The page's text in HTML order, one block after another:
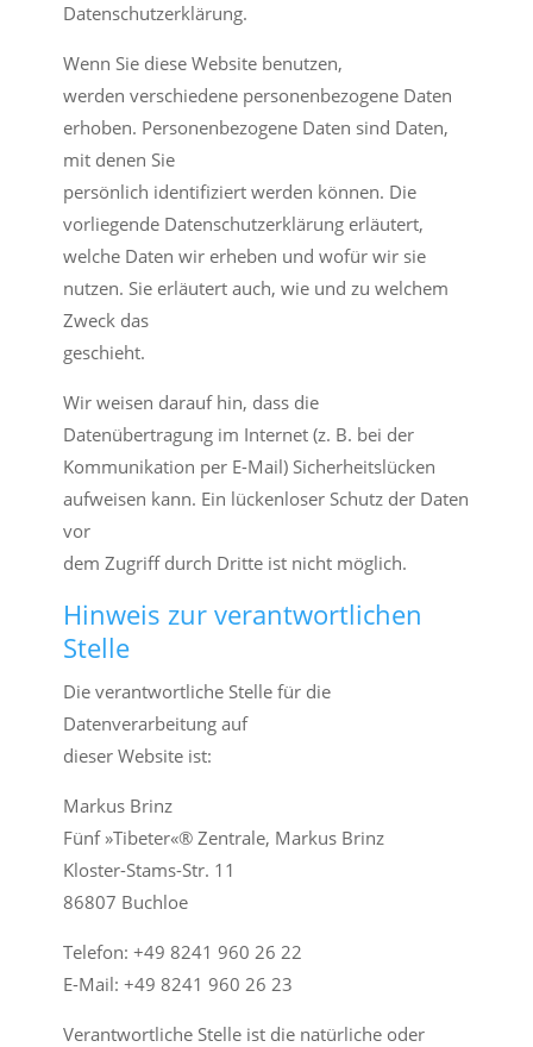
Datenschutzerklärung.
Wenn Sie diese Website benutzen,
werden verschiedene personenbezogene Daten
erhoben. Personenbezogene Daten sind Daten,
mit denen Sie
persönlich identifiziert werden können. Die
vorliegende Datenschutzerklärung erläutert,
welche Daten wir erheben und wofür wir sie
nutzen. Sie erläutert auch, wie und zu welchem
Zweck das
geschieht.
Wir weisen darauf hin, dass die
Datenübertragung im Internet (z. B. bei der
Kommunikation per E-Mail) Sicherheitslücken
aufweisen kann. Ein lückenloser Schutz der Daten
vor
dem Zugriff durch Dritte ist nicht möglich.
Hinweis zur verantwortlichen
Stelle
Die verantwortliche Stelle für die
Datenverarbeitung auf
dieser Website ist:
Markus Brinz
Fünf »Tibeter«® Zentrale, Markus Brinz
Kloster-Stams-Str. 11
86807 Buchloe
Telefon: +49 8241 960 26 22
E-Mail: +49 8241 960 26 23
Verantwortliche Stelle ist die natürliche oder